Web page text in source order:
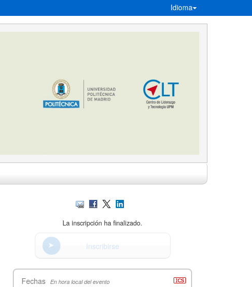
Idioma
La inscripción ha finalizado.
Inscribirse
Fechas En hora local del evento